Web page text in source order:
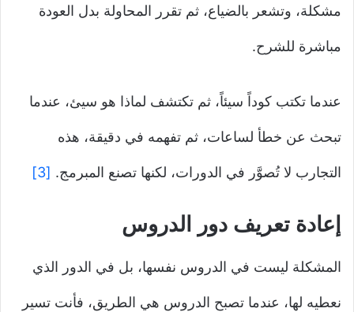
مشكلة، وتشعر بالضياع، ثم تقرر المحاولة بدل العودة
مباشرة للشرح.
عندما تكتب كوداً سيئاً، ثم تكتشف لماذا هو سيئ، عندما
تبحث عن خطأ لساعات، ثم تفهمه في دقيقة، هذه
التجارب لا تُصوَّر في الدورات، لكنها تصنع المبرمج. [3]
إعادة تعريف دور الدروس
المشكلة ليست في الدروس نفسها، بل في الدور الذي
نعطيه لها، عندما تصبح الدروس هي الطريق، فأنت تسير